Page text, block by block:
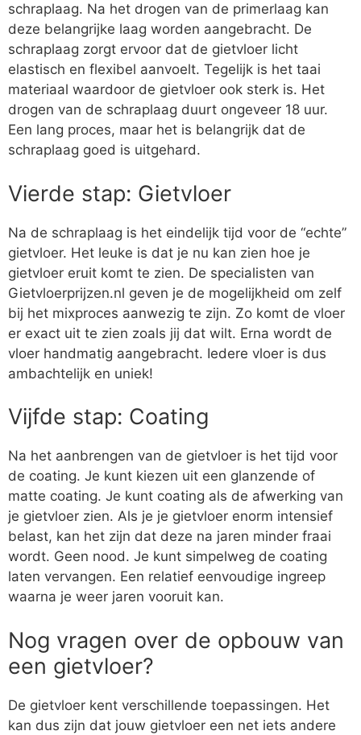
schraplaag. Na het drogen van de primerlaag kan
deze belangrijke laag worden aangebracht. De
schraplaag zorgt ervoor dat de gietvloer licht
elastisch en flexibel aanvoelt. Tegelijk is het taai
materiaal waardoor de gietvloer ook sterk is. Het
drogen van de schraplaag duurt ongeveer 18 uur.
Een lang proces, maar het is belangrijk dat de
schraplaag goed is uitgehard.
Vierde stap: Gietvloer
Na de schraplaag is het eindelijk tijd voor de “echte”
gietvloer. Het leuke is dat je nu kan zien hoe je
gietvloer eruit komt te zien. De specialisten van
Gietvloerprijzen.nl geven je de mogelijkheid om zelf
bij het mixproces aanwezig te zijn. Zo komt de vloer
er exact uit te zien zoals jij dat wilt. Erna wordt de
vloer handmatig aangebracht. Iedere vloer is dus
ambachtelijk en uniek!
Vijfde stap: Coating
Na het aanbrengen van de gietvloer is het tijd voor
de coating. Je kunt kiezen uit een glanzende of
matte coating. Je kunt coating als de afwerking van
je gietvloer zien. Als je je gietvloer enorm intensief
belast, kan het zijn dat deze na jaren minder fraai
wordt. Geen nood. Je kunt simpelweg de coating
laten vervangen. Een relatief eenvoudige ingreep
waarna je weer jaren vooruit kan.
Nog vragen over de opbouw van
een gietvloer?
De gietvloer kent verschillende toepassingen. Het
kan dus zijn dat jouw gietvloer een net iets andere